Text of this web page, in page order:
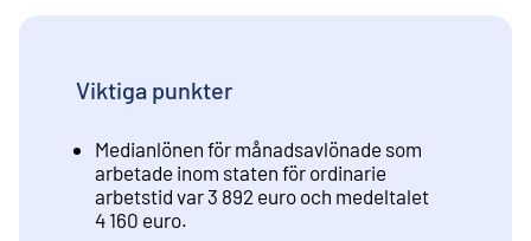
Viktiga punkter
Medianlönen för månadsavlönade som
arbetade inom staten för ordinarie
arbetstid var 3 892 euro och medeltalet
4 160 euro.